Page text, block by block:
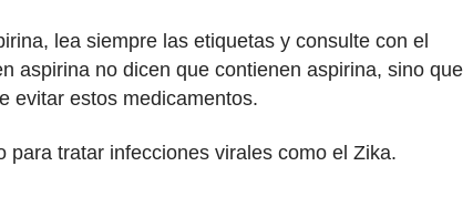
lea siempre las etiquetas y consulte con el
aspirina no dicen que contienen aspirina, sino que
evitar estos medicamentos.
tratar infecciones virales como el Zika.